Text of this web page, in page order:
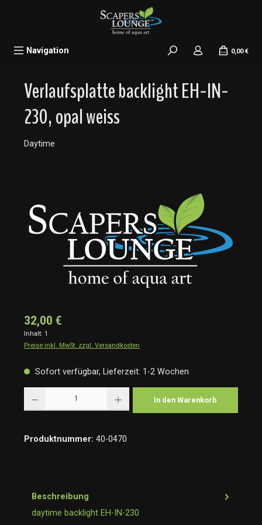
Navigation 0,00 €
Verlaufsplatte backlight EH-IN-
230, opal weiss
Daytime
32,00 €
Inhalt: 1
Preise inkl. MwSt. zzgl. Versandkosten
Sofort verfügbar, Lieferzeit: 1-2 Wochen
In den Warenkorb
Produktnummer: 40-0470
Beschreibung
daytime backlight EH-IN-230